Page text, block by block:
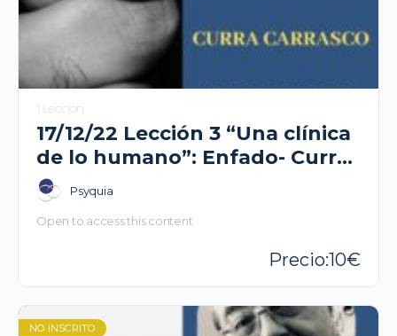
1 Lección
17/12/22 Lección 3 “Una clínica
de lo humano”: Enfado- Curra
Carrasco
Psyquia
Open to access this content
10
NO INSCRITO